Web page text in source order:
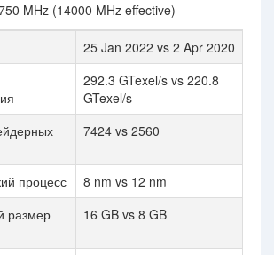
MHz (14000 MHz effective)
25 Jan 2022 vs 2 Apr 2020
292.3 GTexel/s vs 220.8
GTexel/s
7424 vs 2560
процесс
8 nm vs 12 nm
размер
16 GB vs 8 GB